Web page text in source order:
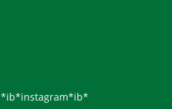
*ib*instagram*ib*